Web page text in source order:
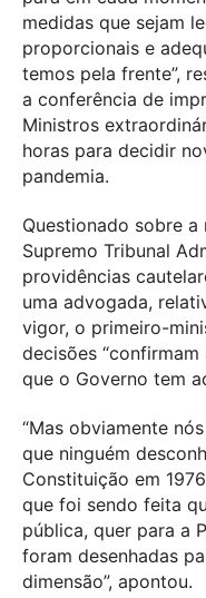
medidas que sejam
proporcionais e
temos pela frente”,
a conferência de
Ministros
horas para decidir
pandemia.
Questionado sobre
Supremo Tribunal
providências
uma advogada,
vigor, o primeiro-
decisões
que o Governo tem
“Mas obviamente
que ninguém
Constituição em
que foi sendo feita
pública, quer para a
foram desenhadas
dimensão”, apontou.